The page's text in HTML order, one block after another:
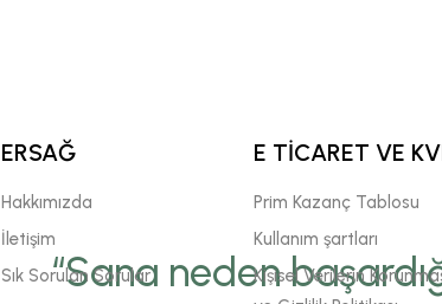
“Sana neden
ERSAĞ
Hakkımızda
İletişim
Sık Sorulan Sorular
E TİCARET VE
Prim Kazanç Tablosu
Kullanım şartları
Kişisel Verilerin